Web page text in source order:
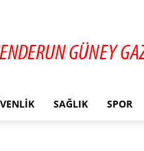
SAĞLIK SPOR